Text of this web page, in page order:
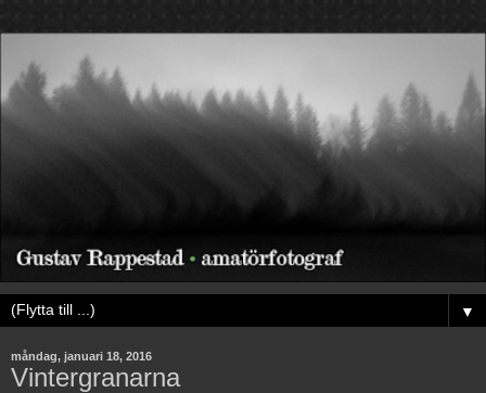
▼
måndag, januari 18, 2016
Vintergranarna